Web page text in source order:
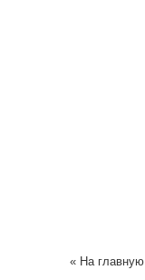
« На главную